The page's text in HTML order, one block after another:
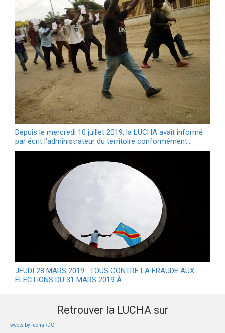
Depuis le mercredi 10 juillet 2019, la LUCHA avait informé
par écrit l’administrateur du territoire conformément…
JEUDI 28 MARS 2019 : TOUS CONTRE LA FRAUDE AUX
ÉLECTIONS DU 31 MARS 2019 À…
Retrouver la LUCHA sur
Tweets by luchaRDC